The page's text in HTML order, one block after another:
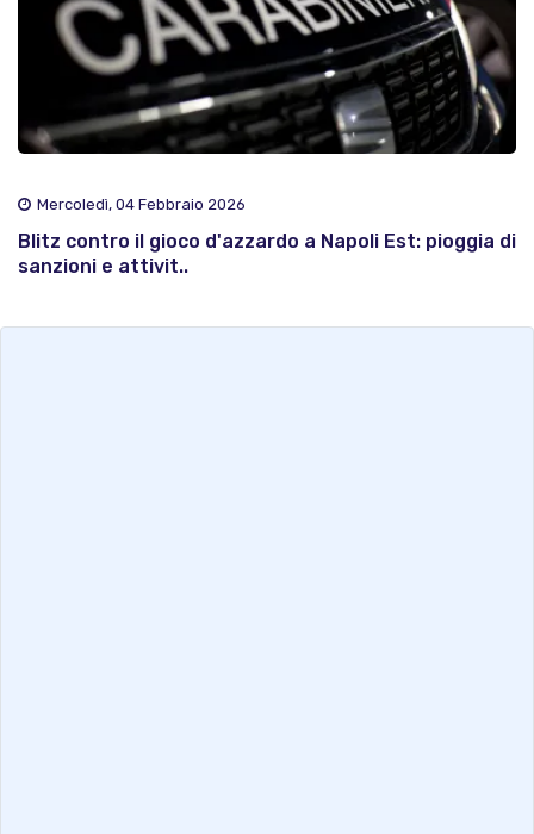
Mercoledì, 04 Febbraio 2026
Blitz contro il gioco d'azzardo a Napoli Est: pioggia di
sanzioni e attivit..